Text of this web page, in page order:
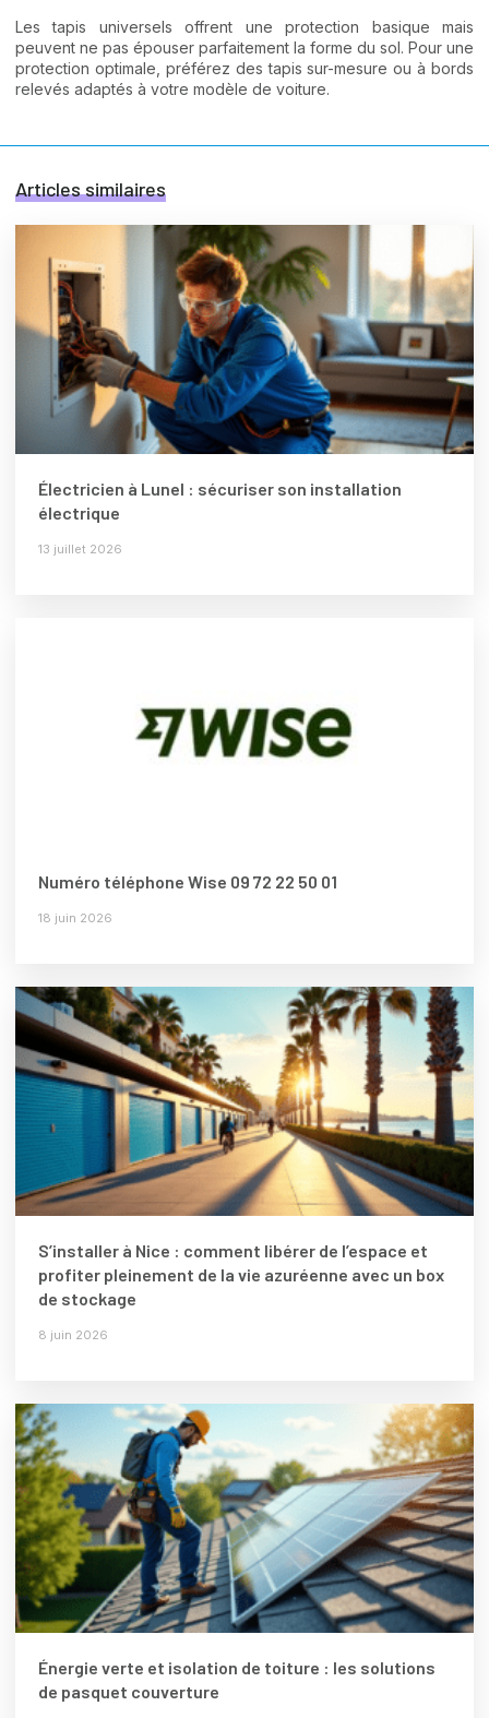
Les tapis universels offrent une protection basique mais
peuvent ne pas épouser parfaitement la forme du sol. Pour une
protection optimale, préférez des tapis sur-mesure ou à bords
relevés adaptés à votre modèle de voiture.
Articles similaires
Électricien à Lunel : sécuriser son installation
électrique
13 juillet 2026
Numéro téléphone Wise 09 72 22 50 01
18 juin 2026
S’installer à Nice : comment libérer de l’espace et
profiter pleinement de la vie azuréenne avec un box
de stockage
8 juin 2026
Énergie verte et isolation de toiture : les solutions
de pasquet couverture